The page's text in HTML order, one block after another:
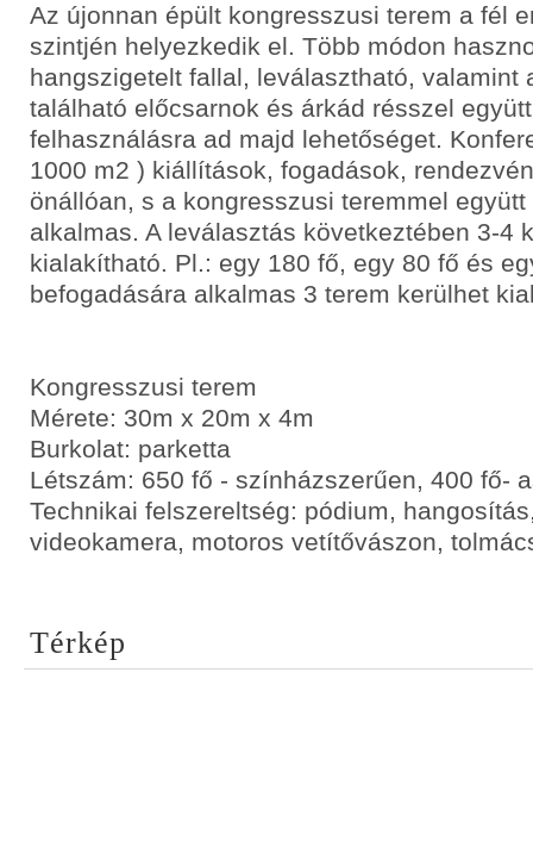
Az újonnan épült kongresszusi terem a fél
szintjén helyezkedik el. Több módon
hangszigetelt fallal, leválasztható, valamint
található előcsarnok és árkád résszel
felhasználásra ad majd lehetőséget.
1000 m2 ) kiállítások, fogadások,
önállóan, s a kongresszusi teremmel
alkalmas. A leválasztás következtében 3-4
kialakítható. Pl.: egy 180 fő, egy 80 fő és
befogadására alkalmas 3 terem kerülhet
Kongresszusi terem
Mérete: 30m x 20m x 4m
Burkolat: parketta
Létszám: 650 fő - színházszerűen, 400 fő-
Technikai felszereltség: pódium,
videokamera, motoros vetítővászon,
Térkép